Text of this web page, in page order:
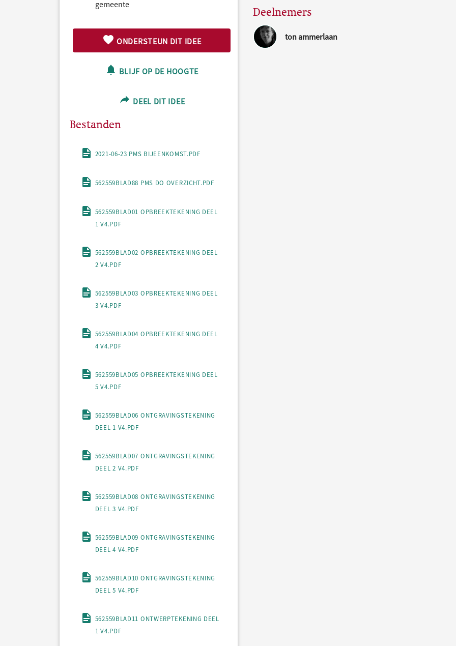
gemeente
ONDERSTEUN DIT IDEE
BLIJF OP DE HOOGTE
DEEL DIT IDEE
Bestanden
2021-06-23 PMS BIJEENKOMST.PDF
562559BLAD88 PMS DO OVERZICHT.PDF
562559BLAD01 OPBREEKTEKENING DEEL
1 V4.PDF
562559BLAD02 OPBREEKTEKENING DEEL
2 V4.PDF
562559BLAD03 OPBREEKTEKENING DEEL
3 V4.PDF
562559BLAD04 OPBREEKTEKENING DEEL
4 V4.PDF
562559BLAD05 OPBREEKTEKENING DEEL
5 V4.PDF
562559BLAD06 ONTGRAVINGSTEKENING
DEEL 1 V4.PDF
562559BLAD07 ONTGRAVINGSTEKENING
DEEL 2 V4.PDF
562559BLAD08 ONTGRAVINGSTEKENING
DEEL 3 V4.PDF
562559BLAD09 ONTGRAVINGSTEKENING
DEEL 4 V4.PDF
562559BLAD10 ONTGRAVINGSTEKENING
DEEL 5 V4.PDF
562559BLAD11 ONTWERPTEKENING DEEL
1 V4.PDF
Deelnemers
ton ammerlaan